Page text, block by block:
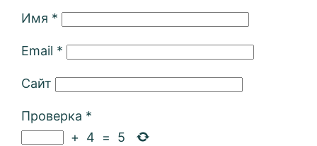
Имя *
Email *
Сайт
Проверка *
+ 4 = 5